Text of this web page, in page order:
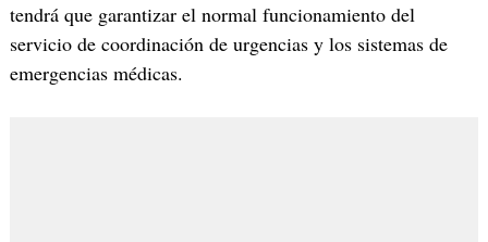
tendrá que garantizar el normal funcionamiento del
servicio de coordinación de urgencias y los sistemas de
emergencias médicas.